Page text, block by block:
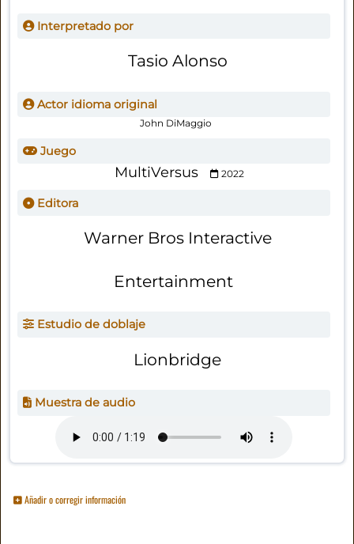
Interpretado por
Tasio Alonso
Actor idioma original
John DiMaggio
Juego
MultiVersus 2022
Editora
Warner Bros Interactive
Entertainment
Estudio de doblaje
Lionbridge
Muestra de audio
Añadir o corregir información